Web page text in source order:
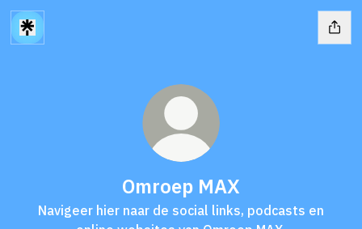
Omroep MAX
Navigeer hier naar de social links, podcasts en